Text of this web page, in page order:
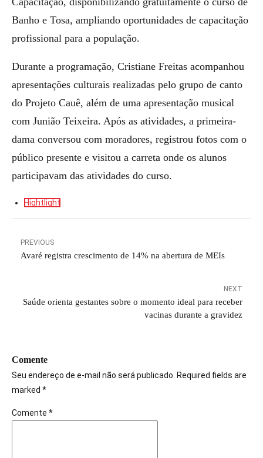
Banho e Tosa, ampliando oportunidades de capacitação
profissional para a população.
Durante a programação, Cristiane Freitas acompanhou
apresentações culturais realizadas pelo grupo de canto
do Projeto Cauê, além de uma apresentação musical
com Junião Teixeira. Após as atividades, a primeira-
dama conversou com moradores, registrou fotos com o
público presente e visitou a carreta onde os alunos
participavam das atividades do curso.
Hightlight
PREVIOUS
Avaré registra crescimento de 14% na abertura de MEIs
NEXT
Saúde orienta gestantes sobre o momento ideal para receber
vacinas durante a gravidez
Comente
Seu endereço de e-mail não será publicado. Required fields are
marked *
Comente *